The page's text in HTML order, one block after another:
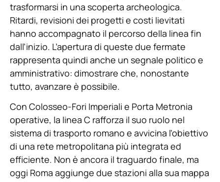
trasformarsi in una scoperta archeologica.
Ritardi, revisioni dei progetti e costi lievitati
hanno accompagnato il percorso della linea fin
dall’inizio. L’apertura di queste due fermate
rappresenta quindi anche un segnale politico e
amministrativo: dimostrare che, nonostante
tutto, avanzare è possibile.
Con Colosseo-Fori Imperiali e Porta Metronia
operative, la linea C rafforza il suo ruolo nel
sistema di trasporto romano e avvicina l’obiettivo
di una rete metropolitana più integrata ed
efficiente. Non è ancora il traguardo finale, ma
oggi Roma aggiunge due stazioni alla sua mappa